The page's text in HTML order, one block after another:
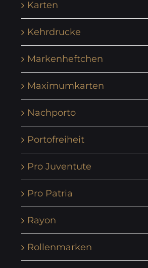
Karten
Kehrdrucke
Markenheftchen
Maximumkarten
Nachporto
Portofreiheit
Pro Juventute
Pro Patria
Rayon
Rollenmarken